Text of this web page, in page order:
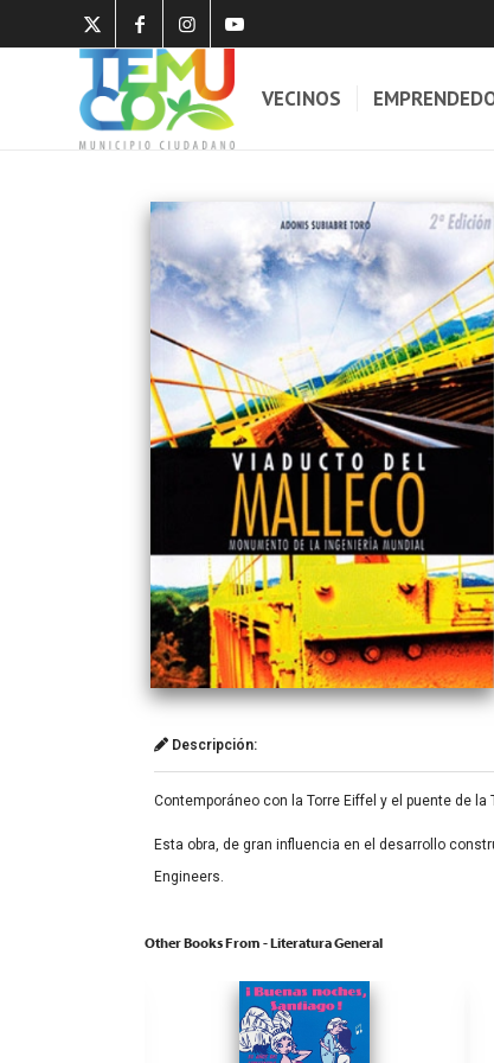
VECINOS
Descripción:
Contemporáneo con la Torre Eiffel y el puente de
Esta obra, de gran influencia en el desarrollo
Engineers.
Other Books From - Literatura General